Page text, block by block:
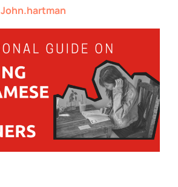
John.hartman